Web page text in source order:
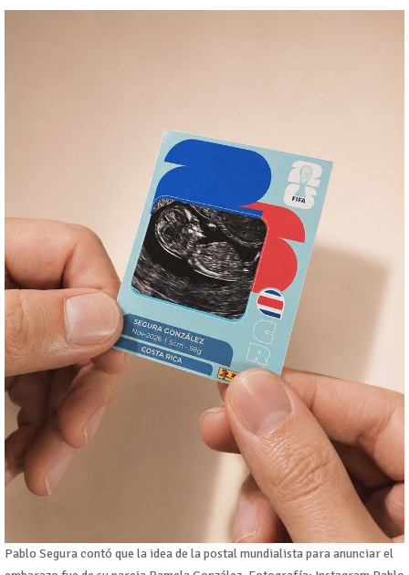
Pablo Segura contó que la idea de la postal mundialista para anunciar el